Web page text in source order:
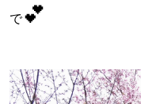
で💕